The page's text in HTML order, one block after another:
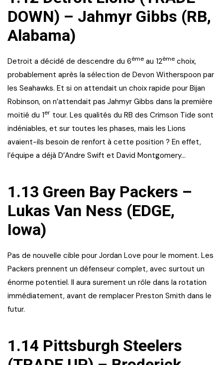
DOWN) – Jahmyr Gibbs (RB,
Alabama)
Detroit a décidé de descendre du 6ème au 12ème choix,
probablement après la sélection de Devon Witherspoon par
les Seahawks. Et si on attendait un choix rapide pour Bijan
Robinson, on n’attendait pas Jahmyr Gibbs dans la première
moitié du 1er tour. Les qualités du RB des Crimson Tide sont
indéniables, et sur toutes les phases, mais les Lions
avaient-ils besoin de renfort à cette position ? En effet,
l’équipe a déjà D’Andre Swift et David Montgomery…
1.13 Green Bay Packers –
Lukas Van Ness (EDGE,
Iowa)
Pas de nouvelle cible pour Jordan Love pour le moment. Les
Packers prennent un défenseur complet, avec surtout un
énorme potentiel. Il aura surement un rôle dans la rotation
immédiatement, avant de remplacer Preston Smith dans le
futur.
1.14 Pittsburgh Steelers